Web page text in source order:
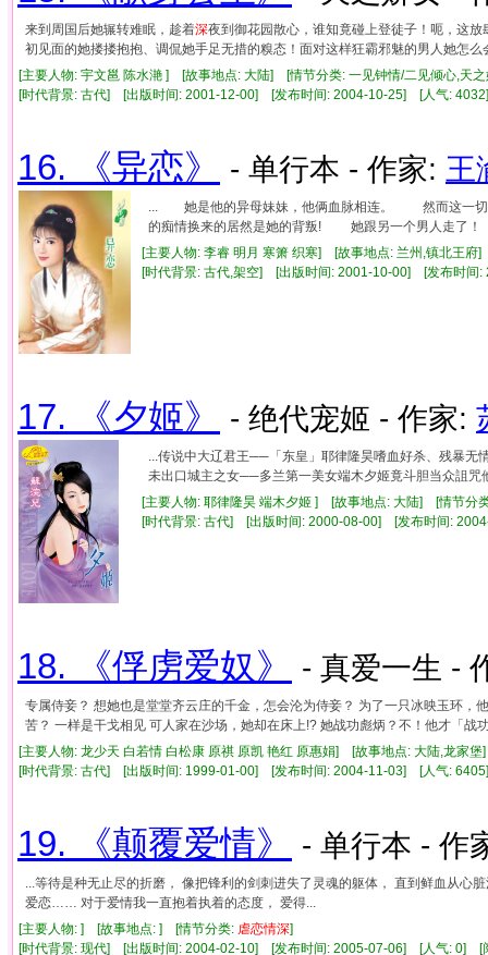
来到周国后她辗转难眠，趁着深夜到御花园散心，谁知竟碰上登徒子！呃，这
初见面的她搂搂抱抱、调侃她手足无措的糗态！面对这样狂霸邪魅的男人她怎么
[主要人物: 宇文邕 陈水滟 ] [故事地点: 大陆] [情节分类: 一见钟情/二见倾心,天之
[时代背景: 古代] [出版时间: 2001-12-00] [发布时间: 2004-10-25] [人气:
16. 《异恋》 - 单行本 - 作家: 王
... 她是他的异母妹妹，他俩血脉相连。 然而这一
的痴情换来的居然是她的背叛! 她跟另一个男人走了
[主要人物: 李睿 明月 寒箫 织寒] [故事地点: 兰州,镇北王
[时代背景: 古代,架空] [出版时间: 2001-10-00] [发布时
17. 《夕姬》 - 绝代宠姬 - 作家:
...传说中大辽君王──「东皇」耶律隆昊嗜血好杀、残暴
未出口城主之女──多兰第一美女端木夕姬竟斗胆当众詛咒
[主要人物: 耶律隆昊 端木夕姬 ] [故事地点: 大陆] [情节分
[时代背景: 古代] [出版时间: 2000-08-00] [发布时间:
18. 《俘虏爱奴》 - 真爱一生 -
专属侍妾？ 想她也是堂堂齐云庄的千金，怎会沦为侍妾？ 为了一只冰映玉环
苦？ 一样是干戈相见 可人家在沙场，她却在床上!? 她战功彪炳？不！他才「战
[主要人物: 龙少天 白若情 白松康 原祺 原凯 艳红 原惠娟] [故事地点: 大陆,龙家
[时代背景: 古代] [出版时间: 1999-01-00] [发布时间: 2004-11-03] [人气:
19. 《颠覆爱情》 - 单行本 - 作
...等待是种无止尽的折磨， 像把锋利的剑刺进失了灵魂的躯体， 直到鲜血从
爱恋…… 对于爱情我一直抱着执着的态度， 爱得...
[主要人物: ] [故事地点: ] [情节分类: 虐恋情深]
[时代背景: 现代] [出版时间: 2004-02-10] [发布时间: 2005-07-06] [人气: 0] [